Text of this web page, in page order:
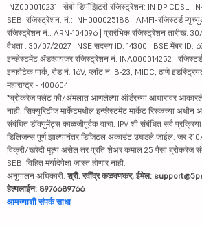
INZ000010231 | सेबी डिपॉझिटरी रजिस्ट्रेशन: IN DP CDSL:
SEBI रजिस्ट्रेशन. नं.: INH000025188 | AMFI-रजिस्टर्ड
रजिस्ट्रेशन नं.: ARN-104096 | प्रारंभिक रजिस्ट्रेशन तारीख:
वैधता : 30/07/2027 | NSE सदस्य ID: 14300 | BSE मेंबर ID:
इन्व्हेस्टमेंट ॲडव्हायजर रजिस्ट्रेशन नं: INA000014252 |
इन्फोटेक पार्क, रोड नं. 16V, प्लॉट नं. B-23, MIDC, ठाणे
महाराष्ट्र - 400604
*ब्रोकरेज फ्लॅट फी/अंमलात आणलेल्या ऑर्डरच्या आधारावर
नाही. सिक्युरिटीज मार्केटमधील इन्व्हेस्टमेंट मार्केट रिस्कच्या अधीन
संबंधित डॉक्युमेंट्स काळजीपूर्वक वाचा. IPV शी संबंधित सर्व
डिलिजन्स पूर्ण झाल्यानंतर डिजिटल अकाउंट उघडले जाईल. जर
विक्री/खरेदी मूल्य असेल तर प्रति शेअर कमाल 25 पैसा
SEBI विहित मर्यादेपेक्षा जास्त होणार नाही.
अनुपालन अधिकारी: श्री. रवींद्र कळवणकर, ईमेल:
हेल्पलाईन: 8976689766
आमच्याशी संपर्क साधा